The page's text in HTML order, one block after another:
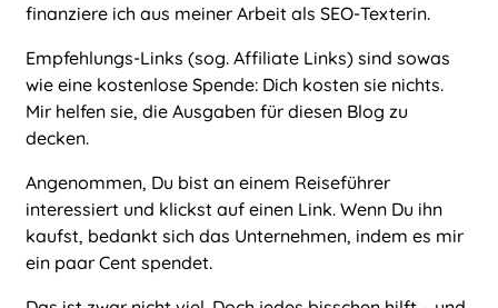
finanziere ich aus meiner Arbeit als SEO-Texterin.
Empfehlungs-Links (sog. Affiliate Links) sind sowas
wie eine kostenlose Spende: Dich kosten sie nichts.
Mir helfen sie, die Ausgaben für diesen Blog zu
decken.
Angenommen, Du bist an einem Reiseführer
interessiert und klickst auf einen Link. Wenn Du ihn
kaufst, bedankt sich das Unternehmen, indem es mir
ein paar Cent spendet.